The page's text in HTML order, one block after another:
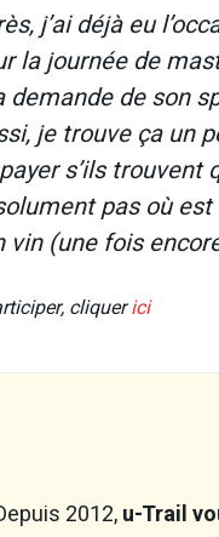
j’ai déjà eu
la journée de
demande de son
je trouve ça un
s’ils trouvent
pas où
vin (une fois
cliquerici
2012,u-Trail